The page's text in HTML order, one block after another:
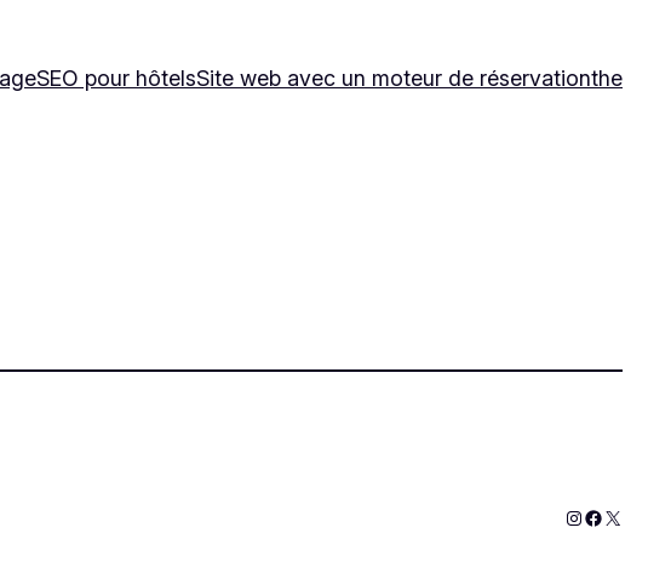
SEO pour hôtelsSite web avec un moteur de réservationthe
Instagram
X